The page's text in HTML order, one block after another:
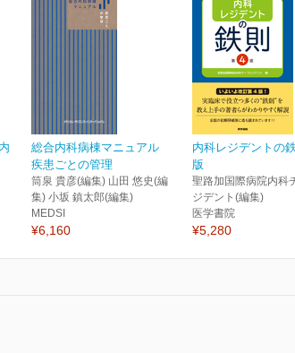
総合内科病棟マニュアル
疾患ごとの管理
筒泉 貴彦(編集) 山田 悠史(編
集) 小坂 鎮太郎(編集)
MEDSI
¥6,160
内科レジデントの
版
聖路加国際病院内科
ジデント(編集)
医学書院
¥5,280